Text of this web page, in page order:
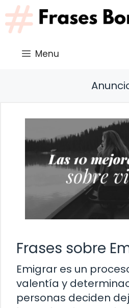
Saltar
al
contenido
Menu
Frases sobre
Emigrar es un
valentía y
personas deciden